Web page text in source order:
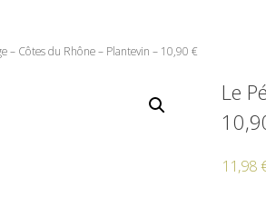
– Côtes du Rhône – Plantevin – 10,90 €
Le
11,98